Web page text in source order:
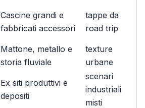
Cascine grandi e
fabbricati accessori
tappe da
road trip
Mattone, metallo e
storia fluviale
texture
urbane
Ex siti produttivi e
depositi
scenari
industriali
misti